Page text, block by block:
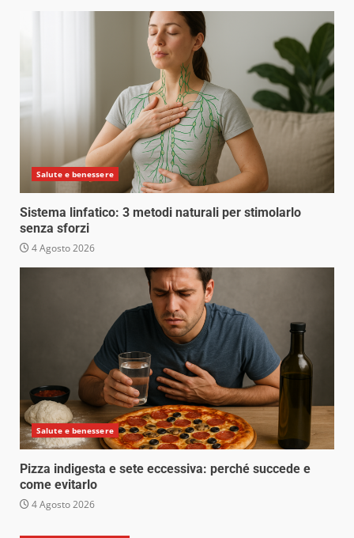
Salute e benessere
Sistema linfatico: 3 metodi naturali per stimolarlo
senza sforzi
4 Agosto 2026
Salute e benessere
Pizza indigesta e sete eccessiva: perché succede e
come evitarlo
4 Agosto 2026